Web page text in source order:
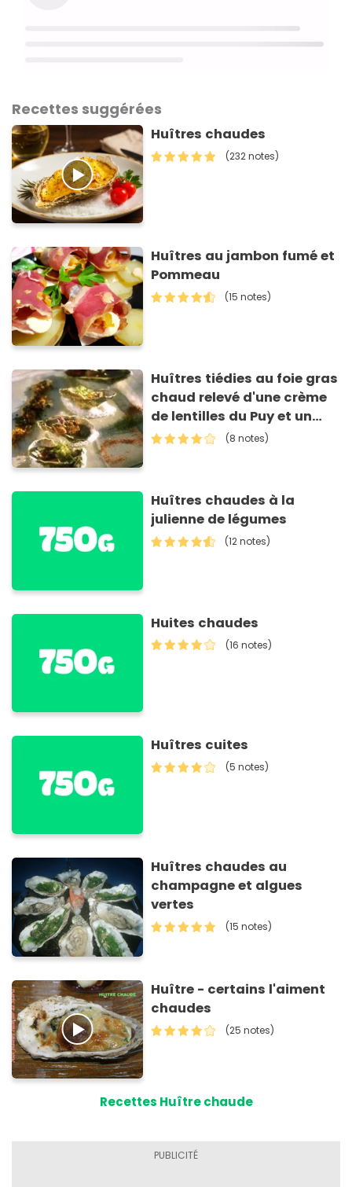
Recettes suggérées
Huîtres chaudes
(232 notes)
Huîtres au jambon fumé et
Pommeau
(15 notes)
Huîtres tiédies au foie gras
chaud relevé d'une crème
de lentilles du Puy et un
coulis de cerfeuil
(8 notes)
Huîtres chaudes à la
julienne de légumes
(12 notes)
Huites chaudes
(16 notes)
Huîtres cuites
(5 notes)
Huîtres chaudes au
champagne et algues
vertes
(15 notes)
Huître - certains l'aiment
chaudes
(25 notes)
Recettes Huître chaude